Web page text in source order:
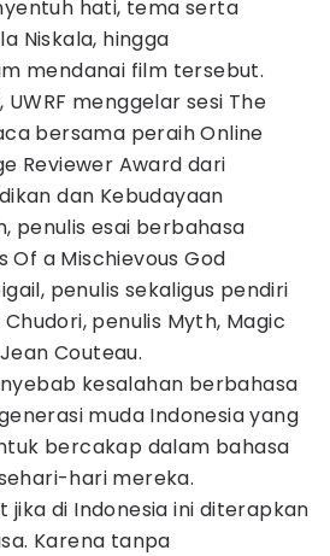
hati, tema serta
Niskala, hingga
mendanai film tersebut.
menggelar sesi The
bersama peraih Online
Reviewer Award dari
dan Kebudayaan
penulis esai berbahasa
Of a Mischievous God
penulis sekaligus pendiri
penulis Myth, Magic
Couteau.
kesalahan berbahasa
muda Indonesia yang
bercakap dalam bahasa
hari mereka.
jika di Indonesia ini diterapkan
Karena tanpa